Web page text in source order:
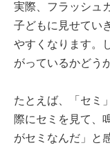
実際、フラッシュ
子どもに見せてい
やすくなります。
がっているかどう
たとえば、「セミ
際にセミを見て、
がセミなんだ」と